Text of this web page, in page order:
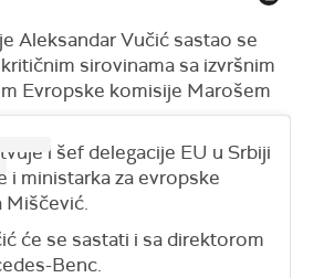
Aleksandar Vučić sastao se
sirovinama sa izvršnim
Evropske komisije Marošem
i šef delegacije EU u Srbiji
i ministarka za evropske
Miščević.
će se sastati i sa direktorom
Benc.